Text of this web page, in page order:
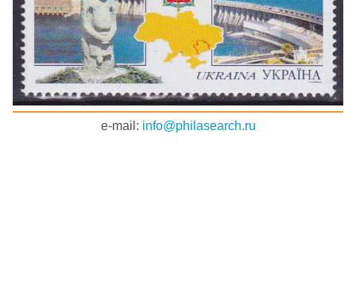
e-mail: info@philasearch.ru